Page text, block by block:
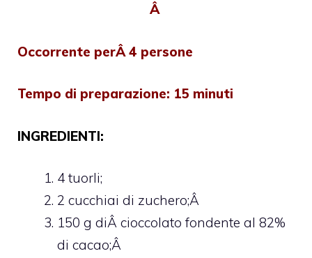
Â
Occorrente perÂ 4 persone
Tempo di preparazione: 15 minuti
INGREDIENTI:
4 tuorli;
2 cucchiai di zuchero;Â
150 g diÂ cioccolato fondente al 82%
di cacao;Â